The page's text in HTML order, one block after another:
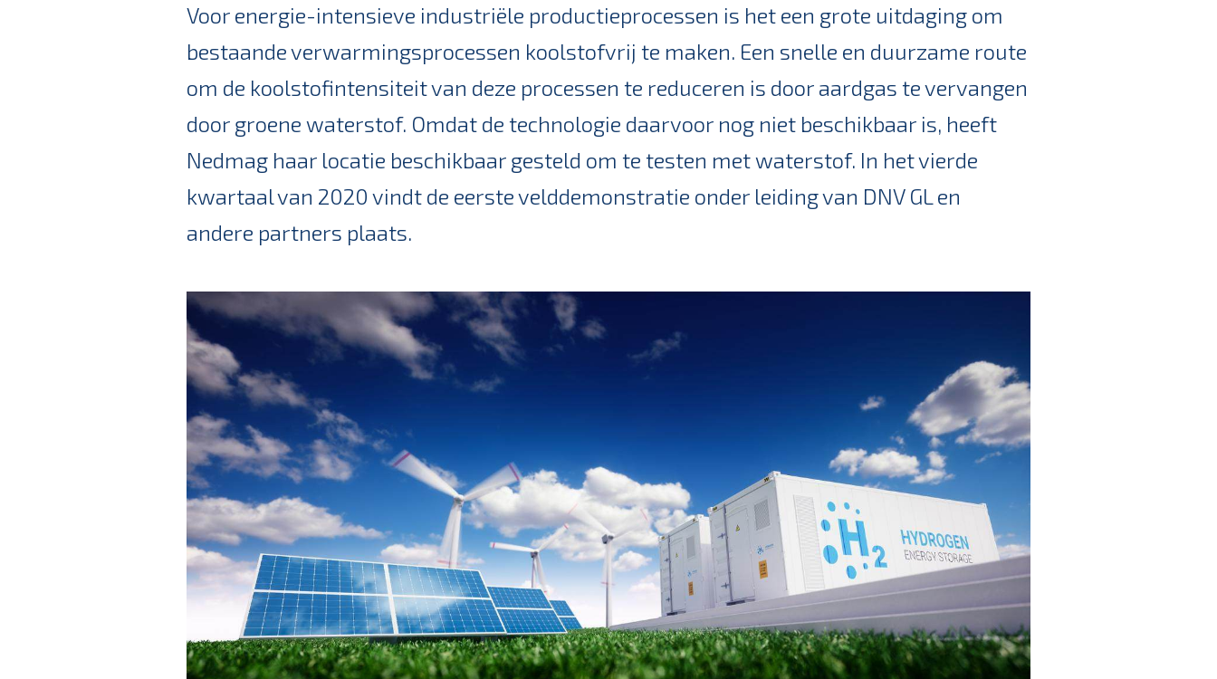
Voor energie-intensieve industriële productieprocessen is het een grote uitdaging om
bestaande verwarmingsprocessen koolstofvrij te maken. Een snelle en duurzame route
om de koolstofintensiteit van deze processen te reduceren is door aardgas te vervangen
door groene waterstof. Omdat de technologie daarvoor nog niet beschikbaar is, heeft
Nedmag haar locatie beschikbaar gesteld om te testen met waterstof. In het vierde
kwartaal van 2020 vindt de eerste velddemonstratie onder leiding van DNV GL en
andere partners plaats.